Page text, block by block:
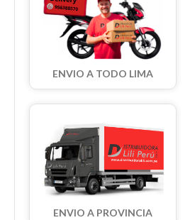
ENVIO A TODO LIMA
ENVIO A PROVINCIA